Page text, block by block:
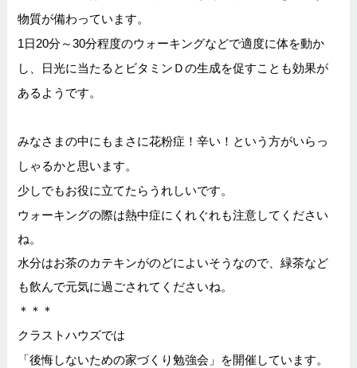
物質が備わっています。
1日20分～30分程度のウォーキングなどで適度に体を動か
し、日光に当たるとビタミンＤの生成を促すことも効果が
あるようです。
みなさまの中にもまさに花粉症！辛い！という方がいらっ
しゃるかと思います。
少しでもお役に立てたらうれしいです。
ウォーキングの際は熱中症にくれぐれも注意してください
ね。
水分はお茶のカテキンがのどによいそうなので、緑茶など
も飲んで元気に過ごされてくださいね。
＊＊＊
クラストハウズでは
「後悔しないための家づくり勉強会」を開催しています。